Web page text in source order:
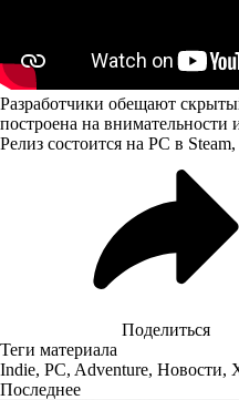
Разработчики обещают
построена на внимательности
Релиз состоится на PC в
Поделиться
Теги материала
Indie, PC, Adventure, Новости,
Последнее